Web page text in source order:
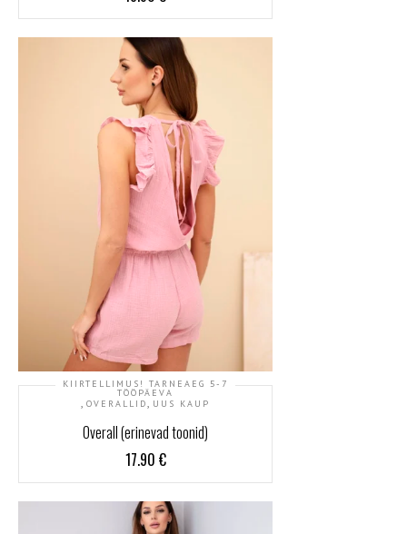
KIIRTELLIMUS! TARNEAEG 5-7
TÖÖPÄEVA
, OVERALLID, UUS KAUP
Overall (erinevad toonid)
17.90 €